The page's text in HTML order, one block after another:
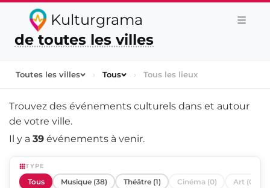
Kulturgrama
de toutes les villes
Toutes les villes › Tous › Tous les lieux
Trouvez des événements culturels dans et autour
de votre ville.
Il y a 39 événements à venir.
TYPE
Tous Musique (38) Théâtre (1) Cinéma (0) Art (0)